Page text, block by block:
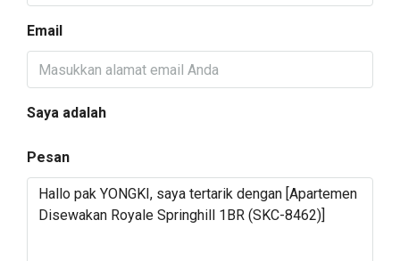
Email
Saya adalah
Pesan